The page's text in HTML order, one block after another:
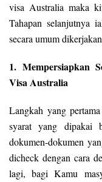
visa Australia maka
Tahapan selanjutnya
secara umum
1. Mempersiapkan
Visa Australia
Langkah yang
syarat yang dipakai
dokumen-dokumen
dicheck dengan cara
lagi, bagi Kamu